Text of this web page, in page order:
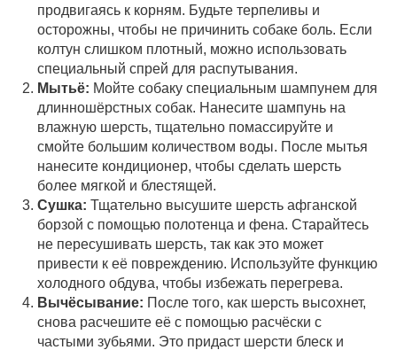
продвигаясь к корням. Будьте терпеливы и
осторожны, чтобы не причинить собаке боль. Если
колтун слишком плотный, можно использовать
специальный спрей для распутывания.
Мытьё: Мойте собаку специальным шампунем для
длинношёрстных собак. Нанесите шампунь на
влажную шерсть, тщательно помассируйте и
смойте большим количеством воды. После мытья
нанесите кондиционер, чтобы сделать шерсть
более мягкой и блестящей.
Сушка: Тщательно высушите шерсть афганской
борзой с помощью полотенца и фена. Старайтесь
не пересушивать шерсть, так как это может
привести к её повреждению. Используйте функцию
холодного обдува, чтобы избежать перегрева.
Вычёсывание: После того, как шерсть высохнет,
снова расчешите её с помощью расчёски с
частыми зубьями. Это придаст шерсти блеск и